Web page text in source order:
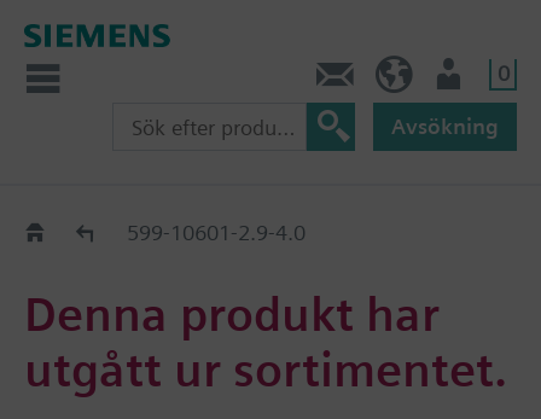
0
Avsökning
Old2New599-10601-2.9-4.0
Denna produkt har
utgått ur sortimentet.